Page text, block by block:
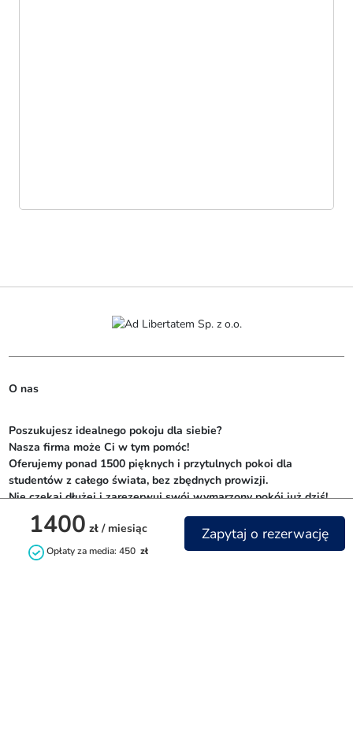
1400 zł / miesiąc
Opłaty za media: 450 zł
Zapytaj o rezerwację
O nas
Poszukujesz idealnego pokoju dla siebie?
Nasza firma może Ci w tym pomóc!
Oferujemy ponad 1500 pięknych i przytulnych pokoi dla
studentów z całego świata, bez zbędnych prowizji.
Nie czekaj dłużej i zarezerwuj swój wymarzony pokój już dziś!